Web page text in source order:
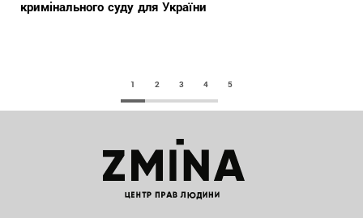
кримінального суду для України
1 2 3 4 5